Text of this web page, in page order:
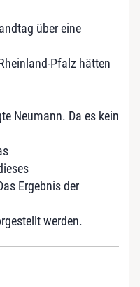
über eine
Pfalz hätten
Neumann. Da es kein
Ergebnis der
werden.